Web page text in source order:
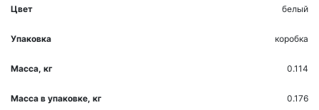
Цвет белый
Упаковка коробка
Масса, кг 0.114
Масса в упаковке, кг 0.176